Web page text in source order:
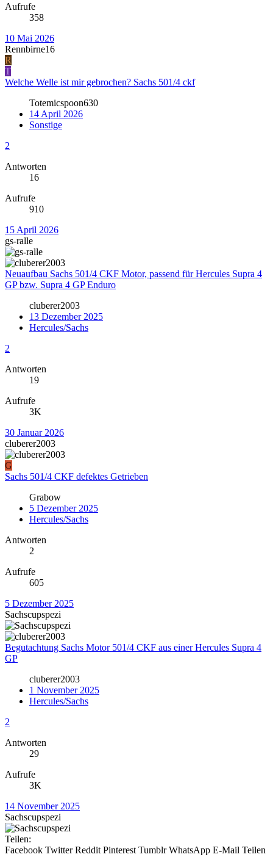
Aufrufe
358
10 Mai 2026
Rennbirne16
R
T
Welche Welle ist mir gebrochen? Sachs 501/4 ckf
Totemicspoon630
14 April 2026
Sonstige
2
Antworten
16
Aufrufe
910
15 April 2026
gs-ralle
Neuaufbau Sachs 501/4 CKF Motor, passend für Hercules Supra 4
GP bzw. Supra 4 GP Enduro
cluberer2003
13 Dezember 2025
Hercules/Sachs
2
Antworten
19
Aufrufe
3K
30 Januar 2026
cluberer2003
G
Sachs 501/4 CKF defektes Getrieben
Grabow
5 Dezember 2025
Hercules/Sachs
Antworten
2
Aufrufe
605
5 Dezember 2025
Sachscupspezi
Begutachtung Sachs Motor 501/4 CKF aus einer Hercules Supra 4
GP
cluberer2003
1 November 2025
Hercules/Sachs
2
Antworten
29
Aufrufe
3K
14 November 2025
Sachscupspezi
Teilen:
Facebook Twitter Reddit Pinterest Tumblr WhatsApp E-Mail Teilen